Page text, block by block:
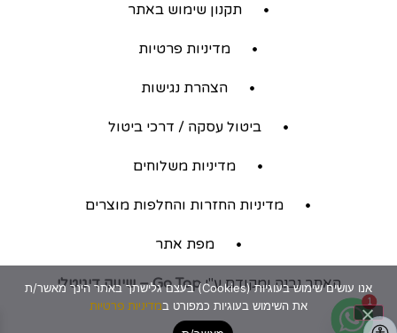
תקנון שימוש באתר
מדיניות פרטיות
הצהרת נגישות
ביטול עסקה / דרכי ביטול
מדיניות משלוחים
מדיניות החזרות והחלפות מוצרים
מפת אתר
האתר נבנה ומקודם ע"יGo Top – שיווק דיגיטלי
אנו עושים שימוש בעוגיות (Cookies) בעצם גלישתך באתר הינך מאשר/ת
את השימוש בעוגיות כמפורט במדיניות פרטיות
1